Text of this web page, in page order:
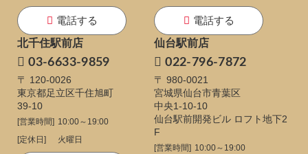
電話する
電話する
北千住駅前店
03-6633-9859
〒 120-0026
東京都足立区千住旭町
39-10
[営業時間] 10:00～19:00
[定休日]
火曜日
仙台駅前店
022-796-7872
〒 980-0021
宮城県仙台市青葉区
中央1-10-10
仙台駅前開発ビル ロフト地下2
F
[営業時間] 10:00～19:00